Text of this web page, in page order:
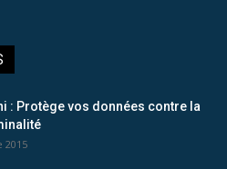
: Protège vos données contre la
2015